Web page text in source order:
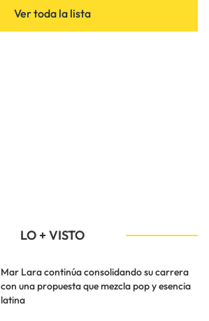
Ver toda la lista
LO + VISTO
Mar Lara continúa consolidando su carrera
con una propuesta que mezcla pop y esencia
latina